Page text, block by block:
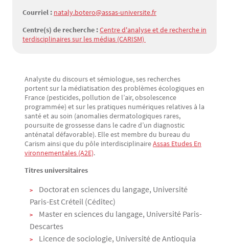
Courriel : nataly.botero@assas-universite.fr
Centre(s) de recherche :Centre d'analyse et de recherche in
terdisciplinaires sur les médias (CARISM)
Texte
Analyste du discours et sémiologue, ses recherches
portent sur la médiatisation des problèmes écologiques en
France (pesticides, pollution de l’air, obsolescence
programmée) et sur les pratiques numériques relatives à la
santé et au soin (anomalies dermatologiques rares,
poursuite de grossesse dans le cadre d’un diagnostic
anténatal défavorable). Elle est membre du bureau du
Carism ainsi que du pôle interdisciplinaireAssas Etudes En
vironnementales (A2E).
Titres universitaires
Doctorat en sciences du langage, Université
Paris-Est Créteil (Céditec)
Master en sciences du langage, Université Paris-
Descartes
Licence de sociologie, Université de Antioquia